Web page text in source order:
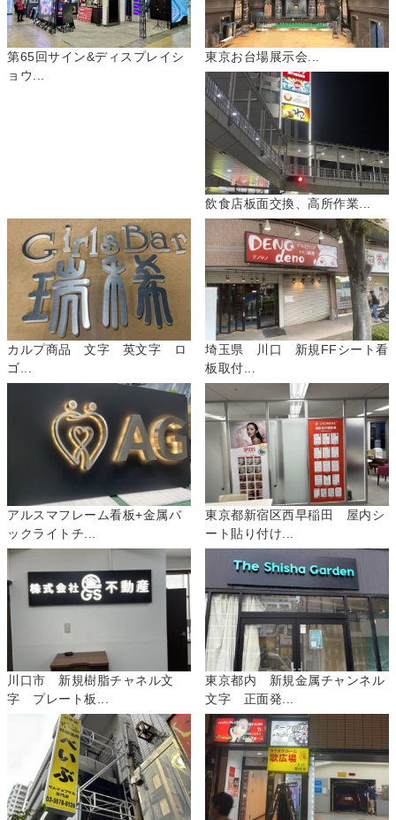
第65回サイン&ディスプレイシ
ョウ...
東京お台場展示会...
飲食店板面交換、高所作業...
カルプ商品 文字 英文字 ロ
ゴ...
埼玉県 川口 新規FFシート看
板取付...
アルスマフレーム看板+金属バ
ックライトチ...
東京都新宿区西早稲田 屋内シ
ート貼り付け...
川口市 新規樹脂チャネル文
字 プレート板...
東京都内 新規金属チャンネル
文字 正面発...